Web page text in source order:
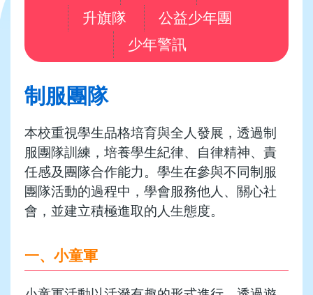
升旗隊
公益少年團
少年警訊
制服團隊
本校重視學生品格培育與全人發展，透過制
服團隊訓練，培養學生紀律、自律精神、責
任感及團隊合作能力。學生在參與不同制服
團隊活動的過程中，學會服務他人、關心社
會，並建立積極進取的人生態度。
一、小童軍